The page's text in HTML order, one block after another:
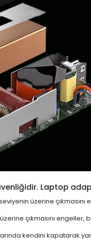
Laptop
üzerine çıkmasını
üzerine çıkmasını
kendini kapatarak